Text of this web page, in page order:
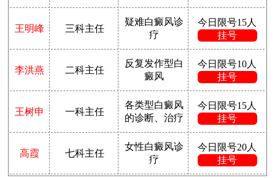
王明峰 三科主任
疑难白癜风诊
疗
今日限号15人
挂号
李洪燕 二科主任
反复发作型白
癜风
今日限号10人
挂号
王树申 一科主任
各类型白癜风
的诊断、治疗
今日限号15人
挂号
高霞 七科主任
女性白癜风诊
疗
今日限号20人
挂号